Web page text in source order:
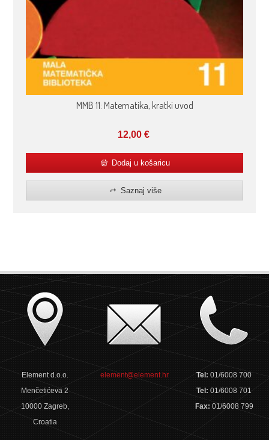
MMB 11: Matematika, kratki uvod
12,00 €
Dodaj u košaricu
Saznaj više
Element d.o.o.
Menčetićeva 2
10000 Zagreb,
Croatia
element@element.hr Tel:01/6008 700
Tel:01/6008 701
Fax: 01/6008 799